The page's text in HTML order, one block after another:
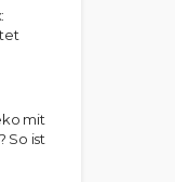
mit
So ist